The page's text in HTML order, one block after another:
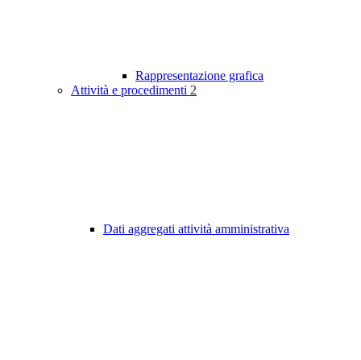
Rappresentazione grafica
Attività e procedimenti 2
Dati aggregati attività amministrativa